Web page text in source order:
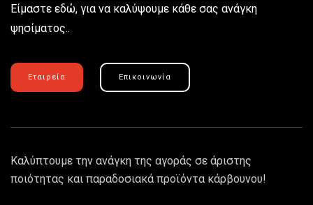
Είμαστε εδώ, για να καλύψουμε κάθε σας ανάγκη
ψησίματος..
Εταιρεία Επικοινωνία
Καλύπτουμε την ανάγκη της αγοράς σε άριστης
ποιότητας και παραδοσιακά προϊόντα κάρβουνου!